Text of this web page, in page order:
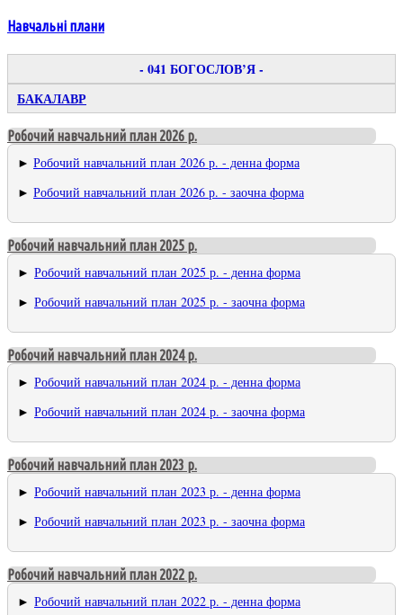
Навчальні плани
- 041 БОГОСЛОВ’Я -
БАКАЛАВР
Робочий навчальний план 2026 р.
► Робочий навчальний план 2026 р. - денна форма
► Робочий навчальний план 2026 р. - заочна форма
Робочий навчальний план 2025 р.
► Робочий навчальний план 2025 р. - денна форма
► Робочий навчальний план 2025 р. - заочна форма
Робочий навчальний план 2024 р.
► Робочий навчальний план 2024 р. - денна форма
► Робочий навчальний план 2024 р. - заочна форма
Робочий навчальний план 2023 р.
► Робочий навчальний план 2023 р. - денна форма
► Робочий навчальний план 2023 р. - заочна форма
Робочий навчальний план 2022 р.
► Робочий навчальний план 2022 р. - денна форма